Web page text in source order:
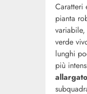
Caratteri
pianta
verde
lunghi
più